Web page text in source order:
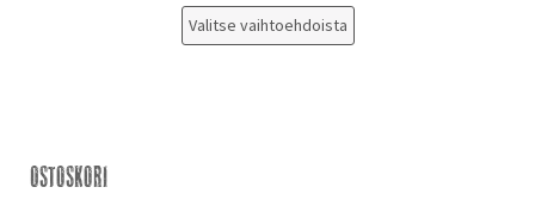
Valitse vaihtoehdoista
Ostoskori